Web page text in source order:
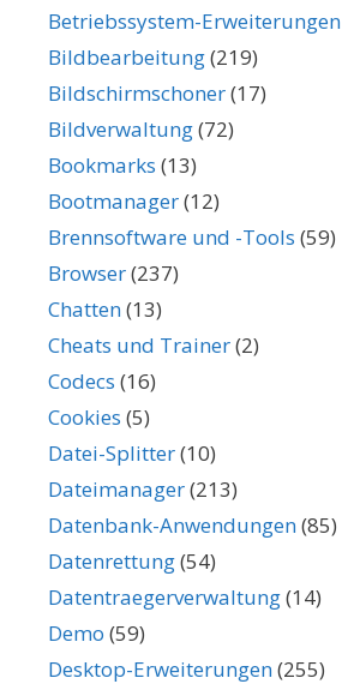
Betriebssystem-Erweiterungen
Bildbearbeitung(219)
Bildschirmschoner(17)
Bildverwaltung(72)
Bookmarks (13)
Bootmanager(12)
Brennsoftware und -Tools (59)
Browser(237)
Chatten(13)
Cheats und Trainer(2)
Codecs (16)
Cookies (5)
Datei-Splitter(10)
Dateimanager(213)
Datenbank-Anwendungen(85)
Datenrettung(54)
Datentraegerverwaltung(14)
Demo (59)
Desktop-Erweiterungen(255)